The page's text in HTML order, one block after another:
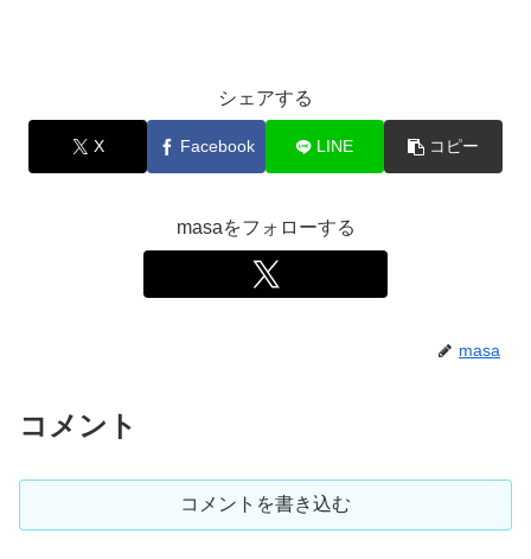
シェアする
X Facebook LINE コピー
masaをフォローする
masa
コメント
コメントを書き込む